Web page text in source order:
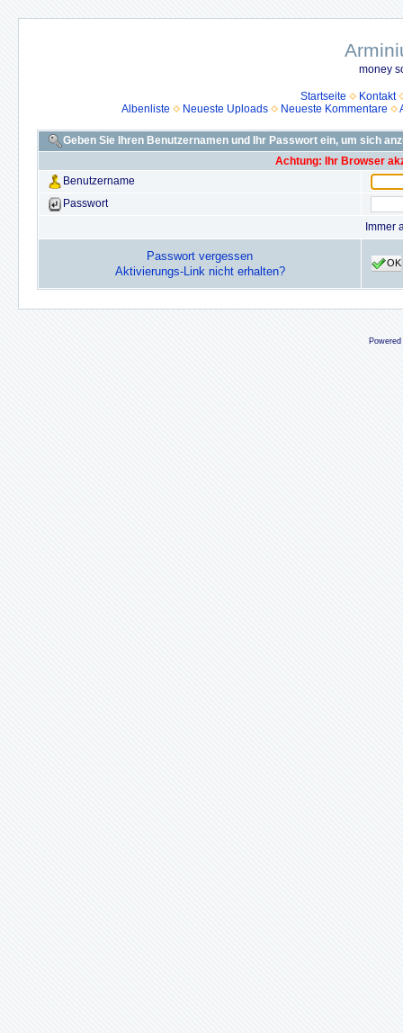
money
Startseite
Kontakt
Albenliste
Neueste Uploads Neueste Kommentare
Geben Sie Ihren Benutzernamen und Ihr Passwort ein, um sich
Achtung: Ihr Browser
Benutzername
Passwort
Immer
Passwort vergessen
Aktivierungs-Link nicht erhalten?
OK